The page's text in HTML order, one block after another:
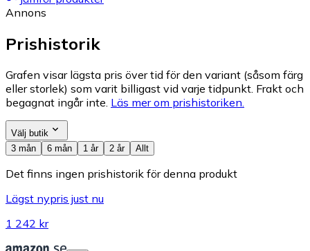
Annons
Prishistorik
Grafen visar lägsta pris över tid för den variant (såsom färg
eller storlek) som varit billigast vid varje tidpunkt. Frakt och
begagnat ingår inte. Läs mer om prishistoriken.
Välj butik
3 mån
6 mån 1 år 2 år Allt
Det finns ingen prishistorik för denna produkt
Lägst nypris just nu
1 242 kr